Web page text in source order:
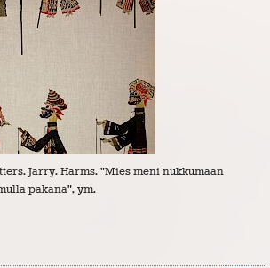
Jarry. Harms. "Mies meni nukkumaan
pakana", ym.